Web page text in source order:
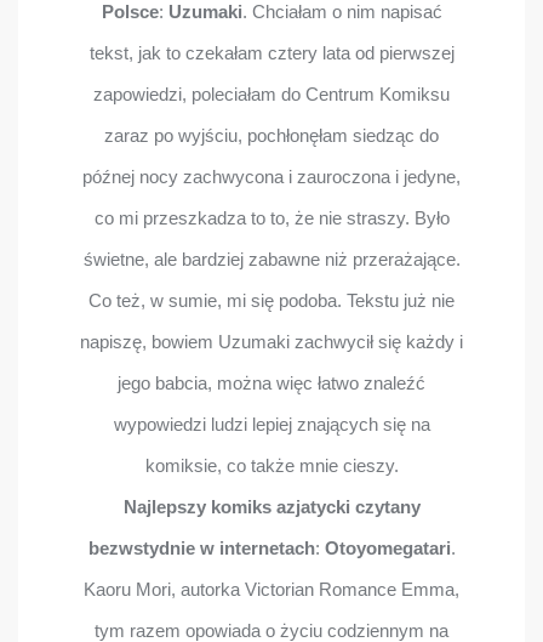
Polsce: Uzumaki. Chciałam o nim napisać
tekst, jak to czekałam cztery lata od pierwszej
zapowiedzi, poleciałam do Centrum Komiksu
zaraz po wyjściu, pochłonęłam siedząc do
późnej nocy zachwycona i zauroczona i jedyne,
co mi przeszkadza to to, że nie straszy. Było
świetne, ale bardziej zabawne niż przerażające.
Co też, w sumie, mi się podoba. Tekstu już nie
napiszę, bowiem Uzumaki zachwycił się każdy i
jego babcia, można więc łatwo znaleźć
wypowiedzi ludzi lepiej znających się na
komiksie, co także mnie cieszy.
Najlepszy komiks azjatycki czytany
bezwstydnie w internetach: Otoyomegatari.
Kaoru Mori, autorka Victorian Romance Emma,
tym razem opowiada o życiu codziennym na